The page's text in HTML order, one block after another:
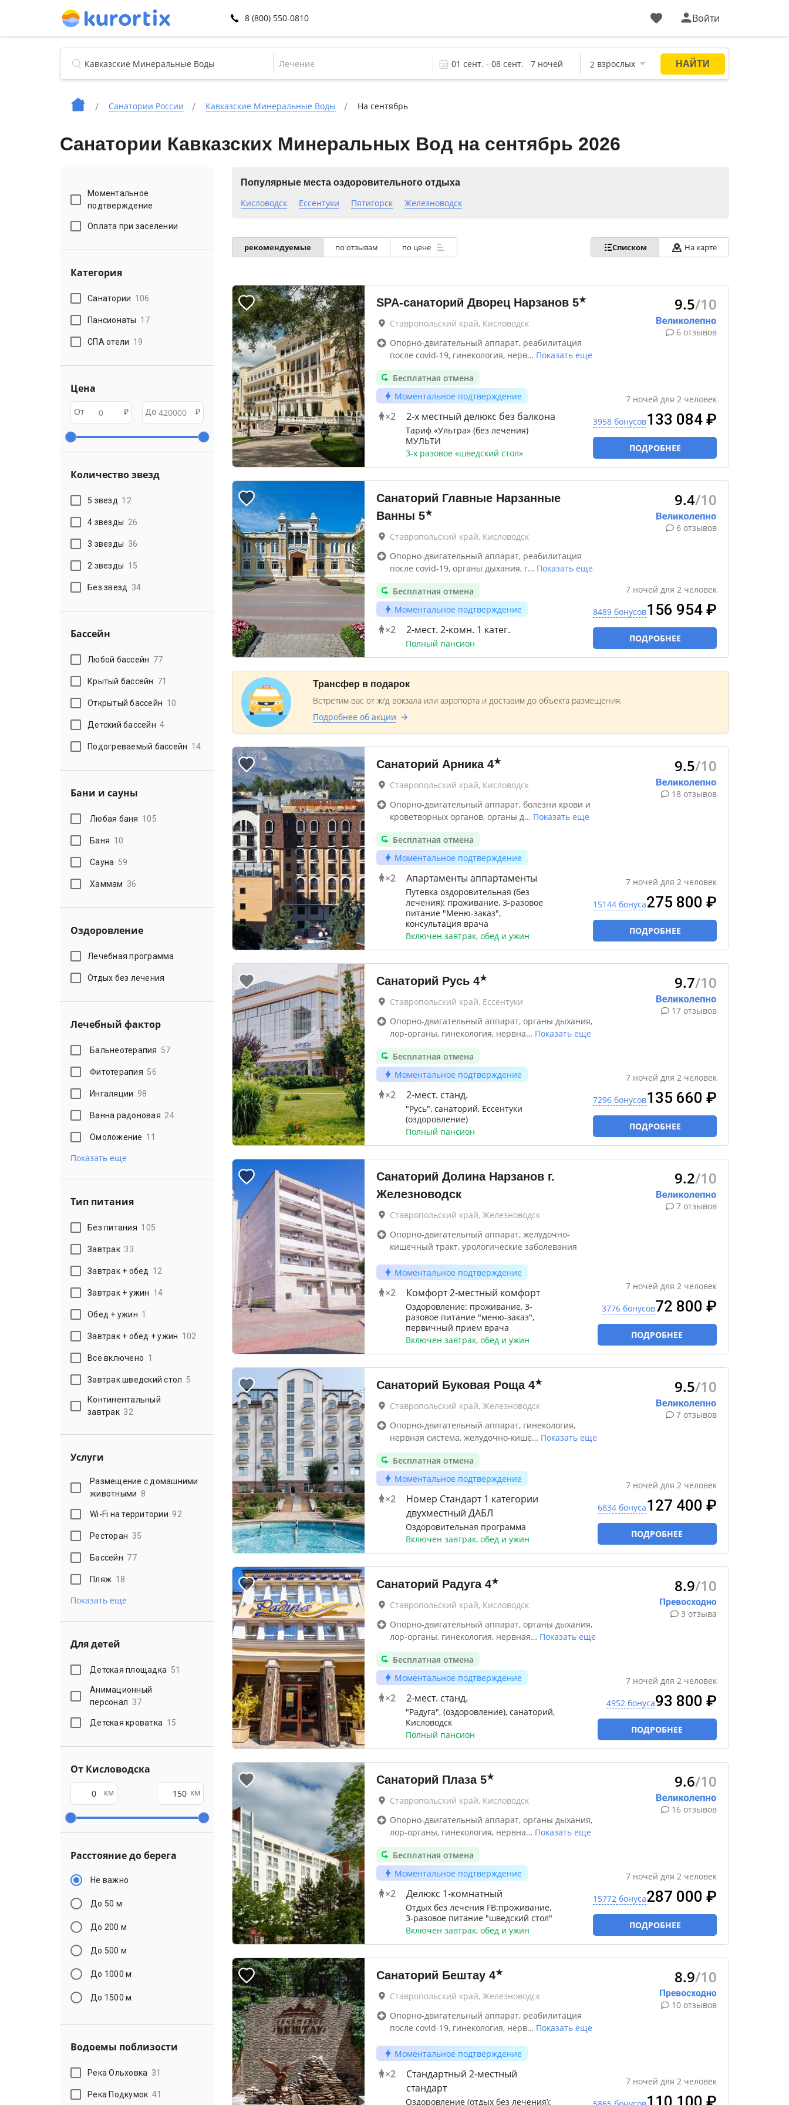
8 (800) 550-0810 Войти
Лечение
Санатории России Кавказские Минеральные Воды На сентябрь
Санатории Кавказских Минеральных Вод на сентябрь 2026
Моментальное
подтверждение
Оплата при заселении
Категория
Санатории 106
Пансионаты 17
СПА отели 19
Цена
От ₽ До ₽
Количество звезд
5 звезд 12
4 звезды 26
3 звезды 36
2 звезды 15
Без звезд 34
Бассейн
Любой бассейн 77
Крытый бассейн 71
Открытый бассейн 10
Детский бассейн 4
Подогреваемый бассейн 14
Бани и сауны
Любая баня 105
Баня 10
Сауна 59
Хаммам 36
Оздоровление
Лечебная программа
Отдых без лечения
Лечебный фактор
Бальнеотерапия 57
Фитотерапия 56
Ингаляции 98
Ванна радоновая 24
Омоложение 11
Показать еще
Тип питания
Без питания 105
Завтрак 33
Завтрак + обед 12
Завтрак + ужин 14
Обед + ужин 1
Завтрак + обед + ужин 102
Все включено 1
Завтрак шведский стол 5
Континентальный
завтрак 32
Услуги
Размещение с домашними
животными 8
Wi-Fi на территории 92
Ресторан 35
Бассейн 77
Пляж 18
Показать еще
Для детей
Детская площадка 51
Анимационный
персонал 37
Детская кроватка 15
От Кисловодска
км км
Расстояние до берега
Не важно
До 50 м
До 200 м
До 500 м
До 1000 м
До 1500 м
Водоемы поблизости
Река Ольховка 31
Река Подкумок 41
Популярные места оздоровительного отдыха
Кисловодск Ессентуки Пятигорск Железноводск
рекомендуемые по отзывам по цене Списком На карте
SPA-санаторий Дворец Нарзанов 5★
Ставропольский край, Кисловодск
Опорно-двигательный аппарат, реабилитация
после covid-19, гинекология, нерв… Показать еще
Бесплатная отмена
Моментальное подтверждение
×2 2-x местный делюкс без балкона
Тариф «Ультра» (без лечения)
МУЛЬТИ
3-х разовое «шведский стол»
9.5/10
6 отзывов
7 ночей для 2 человек
3958 бонусов133 084 ₽
ПОДРОБНЕЕ
Санаторий Главные Нарзанные
Ванны 5★
Ставропольский край, Кисловодск
Опорно-двигательный аппарат, реабилитация
после covid-19, органы дыхания, г… Показать еще
Бесплатная отмена
Моментальное подтверждение
×2 2-мест. 2-комн. 1 катег.
Полный пансион
9.4/10
6 отзывов
7 ночей для 2 человек
8489 бонусов156 954 ₽
ПОДРОБНЕЕ
Трансфер в подарок
Встретим вас от ж/д вокзала или аэропорта и доставим до объекта размещения.
Подробнее об акции
Санаторий Арника 4★
Ставропольский край, Кисловодск
Опорно-двигательный аппарат, болезни крови и
кроветворных органов, органы д… Показать еще
Бесплатная отмена
Моментальное подтверждение
×2 Апартаменты аппартаменты
Путевка оздоровительная (без
лечения): проживание, 3-разовое
питание "Меню-заказ",
консультация врача
Включен завтрак, обед и ужин
9.5/10
18 отзывов
7 ночей для 2 человек
15144 бонуса275 800 ₽
ПОДРОБНЕЕ
Санаторий Русь 4★
Ставропольский край, Ессентуки
Опорно-двигательный аппарат, органы дыхания,
лор-органы, гинекология, нервна… Показать еще
Бесплатная отмена
Моментальное подтверждение
×2 2-мест. станд.
"Русь", санаторий, Ессентуки
(оздоровление)
Полный пансион
9.7/10
17 отзывов
7 ночей для 2 человек
7296 бонусов135 660 ₽
ПОДРОБНЕЕ
Санаторий Долина Нарзанов г.
Железноводск
Ставропольский край, Железноводск
Опорно-двигательный аппарат, желудочно-
кишечный тракт, урологические заболевания
Моментальное подтверждение
×2 Комфорт 2-местный комфорт
Оздоровление: проживание, 3-
разовое питание "меню-заказ",
первичный прием врача
Включен завтрак, обед и ужин
9.2/10
7 отзывов
7 ночей для 2 человек
3776 бонусов72 800 ₽
ПОДРОБНЕЕ
Санаторий Буковая Роща 4★
Ставропольский край, Железноводск
Опорно-двигательный аппарат, гинекология,
нервная система, желудочно-кише… Показать еще
Бесплатная отмена
Моментальное подтверждение
×2
Номер Стандарт 1 категории
двухместный ДАБЛ
Оздоровительная программа
Включен завтрак, обед и ужин
9.5/10
7 отзывов
7 ночей для 2 человек
6834 бонуса127 400 ₽
ПОДРОБНЕЕ
Санаторий Радуга 4★
Ставропольский край, Кисловодск
Опорно-двигательный аппарат, органы дыхания,
лор-органы, гинекология, нервная… Показать еще
Бесплатная отмена
Моментальное подтверждение
×2 2-мест. станд.
"Радуга", (оздоровление), санаторий,
Кисловодск
Полный пансион
8.9/10
3 отзыва
7 ночей для 2 человек
4952 бонуса93 800 ₽
ПОДРОБНЕЕ
Санаторий Плаза 5★
Ставропольский край, Кисловодск
Опорно-двигательный аппарат, органы дыхания,
лор-органы, гинекология, нервна… Показать еще
Бесплатная отмена
Моментальное подтверждение
×2 Делюкс 1-комнатный
Отдых без лечения FB:проживание,
3-разовое питание "шведский стол"
Включен завтрак, обед и ужин
9.6/10
16 отзывов
7 ночей для 2 человек
15772 бонуса287 000 ₽
ПОДРОБНЕЕ
Санаторий Бештау 4★
Ставропольский край, Железноводск
Опорно-двигательный аппарат, реабилитация
после covid-19, гинекология, нерв… Показать еще
Моментальное подтверждение
×2
Стандартный 2-местный
стандарт
Оздоровление (отдых без лечения):
8.9/10
10 отзывов
7 ночей для 2 человек
110 100 ₽